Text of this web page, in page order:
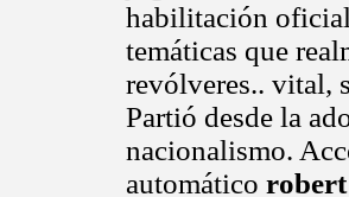
habilitación
temáticas que
revólveres.. vital,
Partió desde la
nacionalismo.
automático